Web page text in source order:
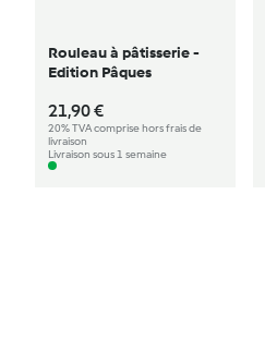
Rouleau à pâtisserie -
Edition Pâques
21,90 €
20% TVA comprise hors frais de
livraison
Livraison sous 1 semaine